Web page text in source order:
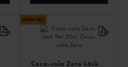
Coca-cola Zero Läsk